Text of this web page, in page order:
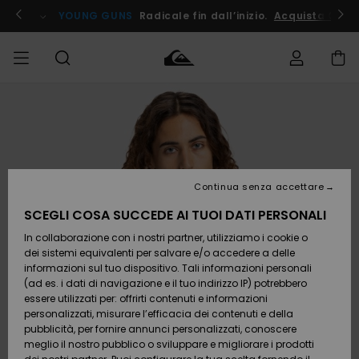
informazioni
prodotto
! YOUNG GUNS Radicale fin dall’inizio. Acquista Ora
Abbigliamento
Accessori
Calzature
e
infradito
Surf /
Acqua
Abbigliamento
Accessori
Calzature
e
infradito
Surf /
Acqua
Shop
Nuovi
Da
Scoprire
Snow
SURF
Surf Shop
Uomo
Highlights
Comunità
SNOW
Snow
Shop
Uomo
Shop
Snow
Shop
Donna
OUTLET
Outlet
Uomo
Outlet
Donna
Accedi al tuo
ordine
Pagamento
Buono regalo
Quiksilver
Freedom
SCEGLI COSA SUCCEDE AI TUOI DATI PERSONALI
In collaborazione con i nostri partner, utilizziamo i cookie o
dei sistemi equivalenti per salvare e/o accedere a delle
informazioni sul tuo dispositivo. Tali informazioni personali
(ad es. i dati di navigazione e il tuo indirizzo IP) potrebbero
essere utilizzati per: offrirti contenuti e informazioni
personalizzati, misurare l’efficacia dei contenuti e della
pubblicità, per fornire annunci personalizzati, conoscere
meglio il nostro pubblico o sviluppare e migliorare i prodotti
Continua senza accettare